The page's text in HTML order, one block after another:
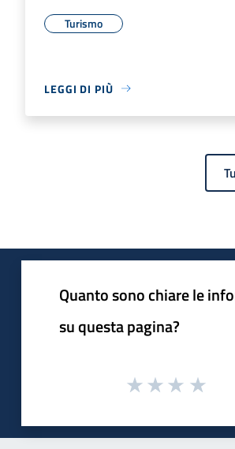
Turismo
LEGGI DI PIÙ
Quanto sono chiare le
su questa pagina?